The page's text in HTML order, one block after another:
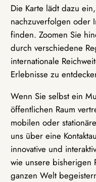
Die Karte lädt dazu
nachzuverfolgen oder
finden. Zoomen Sie
durch verschiedene
internationale
Erlebnisse zu
Wenn Sie selbst ein
öffentlichen Raum
mobilen oder
uns über eine
innovative und
wie unsere bisherigen
ganzen Welt